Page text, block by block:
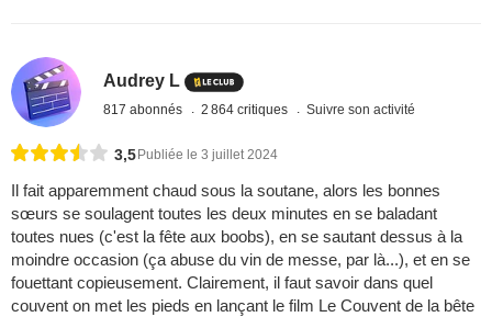
Audrey L
817 abonnés 2 864 critiques Suivre son activité
3,5Publiée le 3 juillet 2024
Il fait apparemment chaud sous la soutane, alors les bonnes
sœurs se soulagent toutes les deux minutes en se baladant
toutes nues (c'est la fête aux boobs), en se sautant dessus à la
moindre occasion (ça abuse du vin de messe, par là...), et en se
fouettant copieusement. Clairement, il faut savoir dans quel
couvent on met les pieds en lançant le film Le Couvent de la bête